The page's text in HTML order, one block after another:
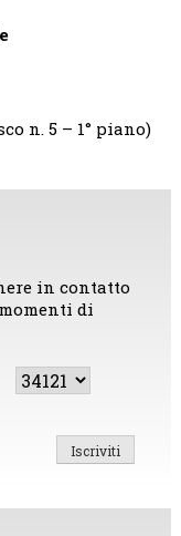
n. 5 – 1° piano)
in contatto
di